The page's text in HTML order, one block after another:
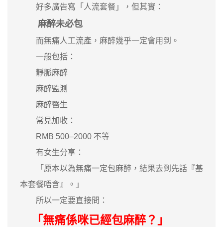
好多廣告寫「人流套餐」，但其實：
麻醉未必包
而無痛人工流產，麻醉幾乎一定會用到。
一般包括：
靜脈麻醉
麻醉監測
麻醉醫生
常見加收：
RMB 500–2000 不等
有女生分享：
「原本以為無痛一定包麻醉，結果去到先話『基
本套餐唔含』。」
所以一定要直接問：
「無痛係咪已經包麻醉？」